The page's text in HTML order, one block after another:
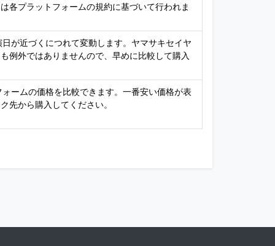
各プラットフォームの規約に基づいて行われま
が近づくにつれて変動します。ヤマサキセイヤ
例外ではありませんので、早めに比較して購入
ームの価格を比較できます。一番安い価格が表
先から購入してください。